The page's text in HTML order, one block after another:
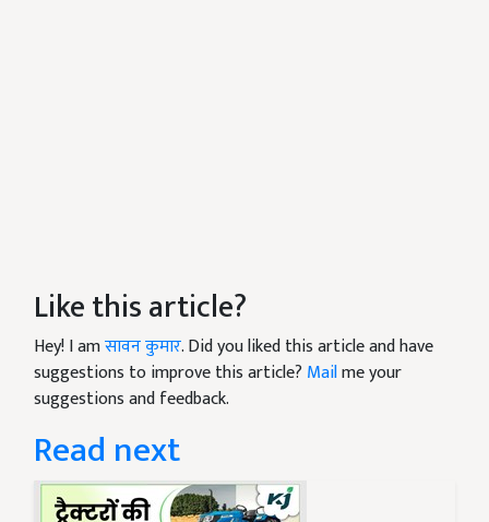
Like this article?
Hey! I amसावन कुमार. Did you liked this article and have
suggestions to improve this article? Mailme your
suggestions and feedback.
Read next